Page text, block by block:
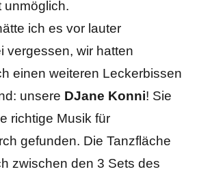
unmöglich.
ich es vor lauter
vergessen, wir hatten
einen weiteren Leckerbissen
unsere DJane Konni! Sie
richtige Musik für
gefunden. Die Tanzfläche
zwischen den 3 Sets des